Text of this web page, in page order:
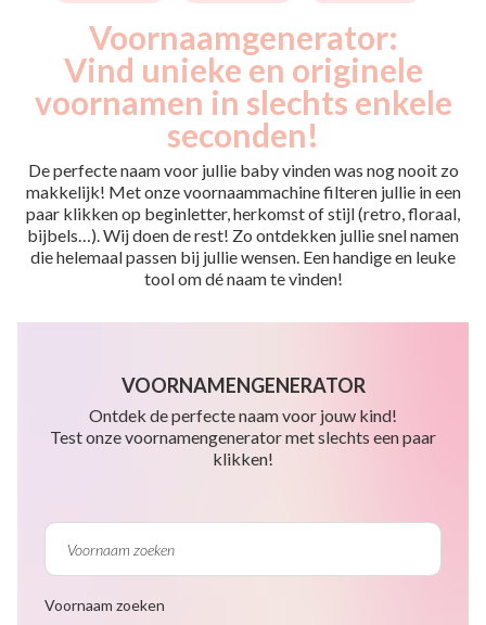
Voornaamgenerator:
Vind unieke en originele
voornamen in slechts enkele
seconden!
De perfecte naam voor jullie baby vinden was nog nooit zo
makkelijk! Met onze voornaammachine filteren jullie in een
paar klikken op beginletter, herkomst of stijl (retro, floraal,
bijbels…). Wij doen de rest! Zo ontdekken jullie snel namen
die helemaal passen bij jullie wensen. Een handige en leuke
tool om dé naam te vinden!
VOORNAMENGENERATOR
Ontdek de perfecte naam voor jouw kind!
Test onze voornamengenerator met slechts een paar
klikken!
Voornaam zoeken